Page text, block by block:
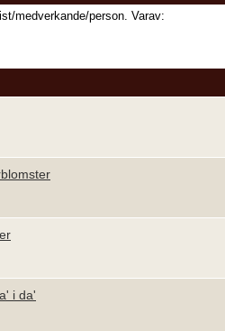
medverkande/person. Varav:
i da'